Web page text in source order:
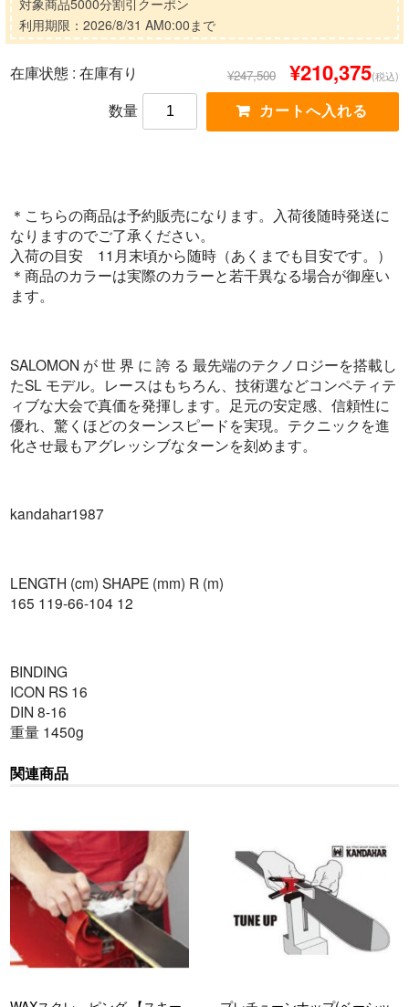
対象商品5000分割引クーポン
利用期限：2026/8/31 AM0:00まで
在庫状態 :在庫有り ¥247,500 ¥210,375(税込)
数量
＊こちらの商品は予約販売になります。入荷後随時発送に
なりますのでご了承ください。
入荷の目安 11月末頃から随時（あくまでも目安です。）
＊商品のカラーは実際のカラーと若干異なる場合が御座い
ます。
SALOMON が 世 界 に 誇 る 最先端のテクノロジーを搭載し
たSL モデル。レースはもちろん、技術選などコンペティテ
ィブな大会で真価を発揮します。足元の安定感、信頼性に
優れ、驚くほどのターンスピードを実現。テクニックを進
化させ最もアグレッシブなターンを刻めます。
kandahar1987
LENGTH (cm) SHAPE (mm) R (m)
165 119-66-104 12
BINDING
ICON RS 16
DIN 8-16
重量 1450g
関連商品